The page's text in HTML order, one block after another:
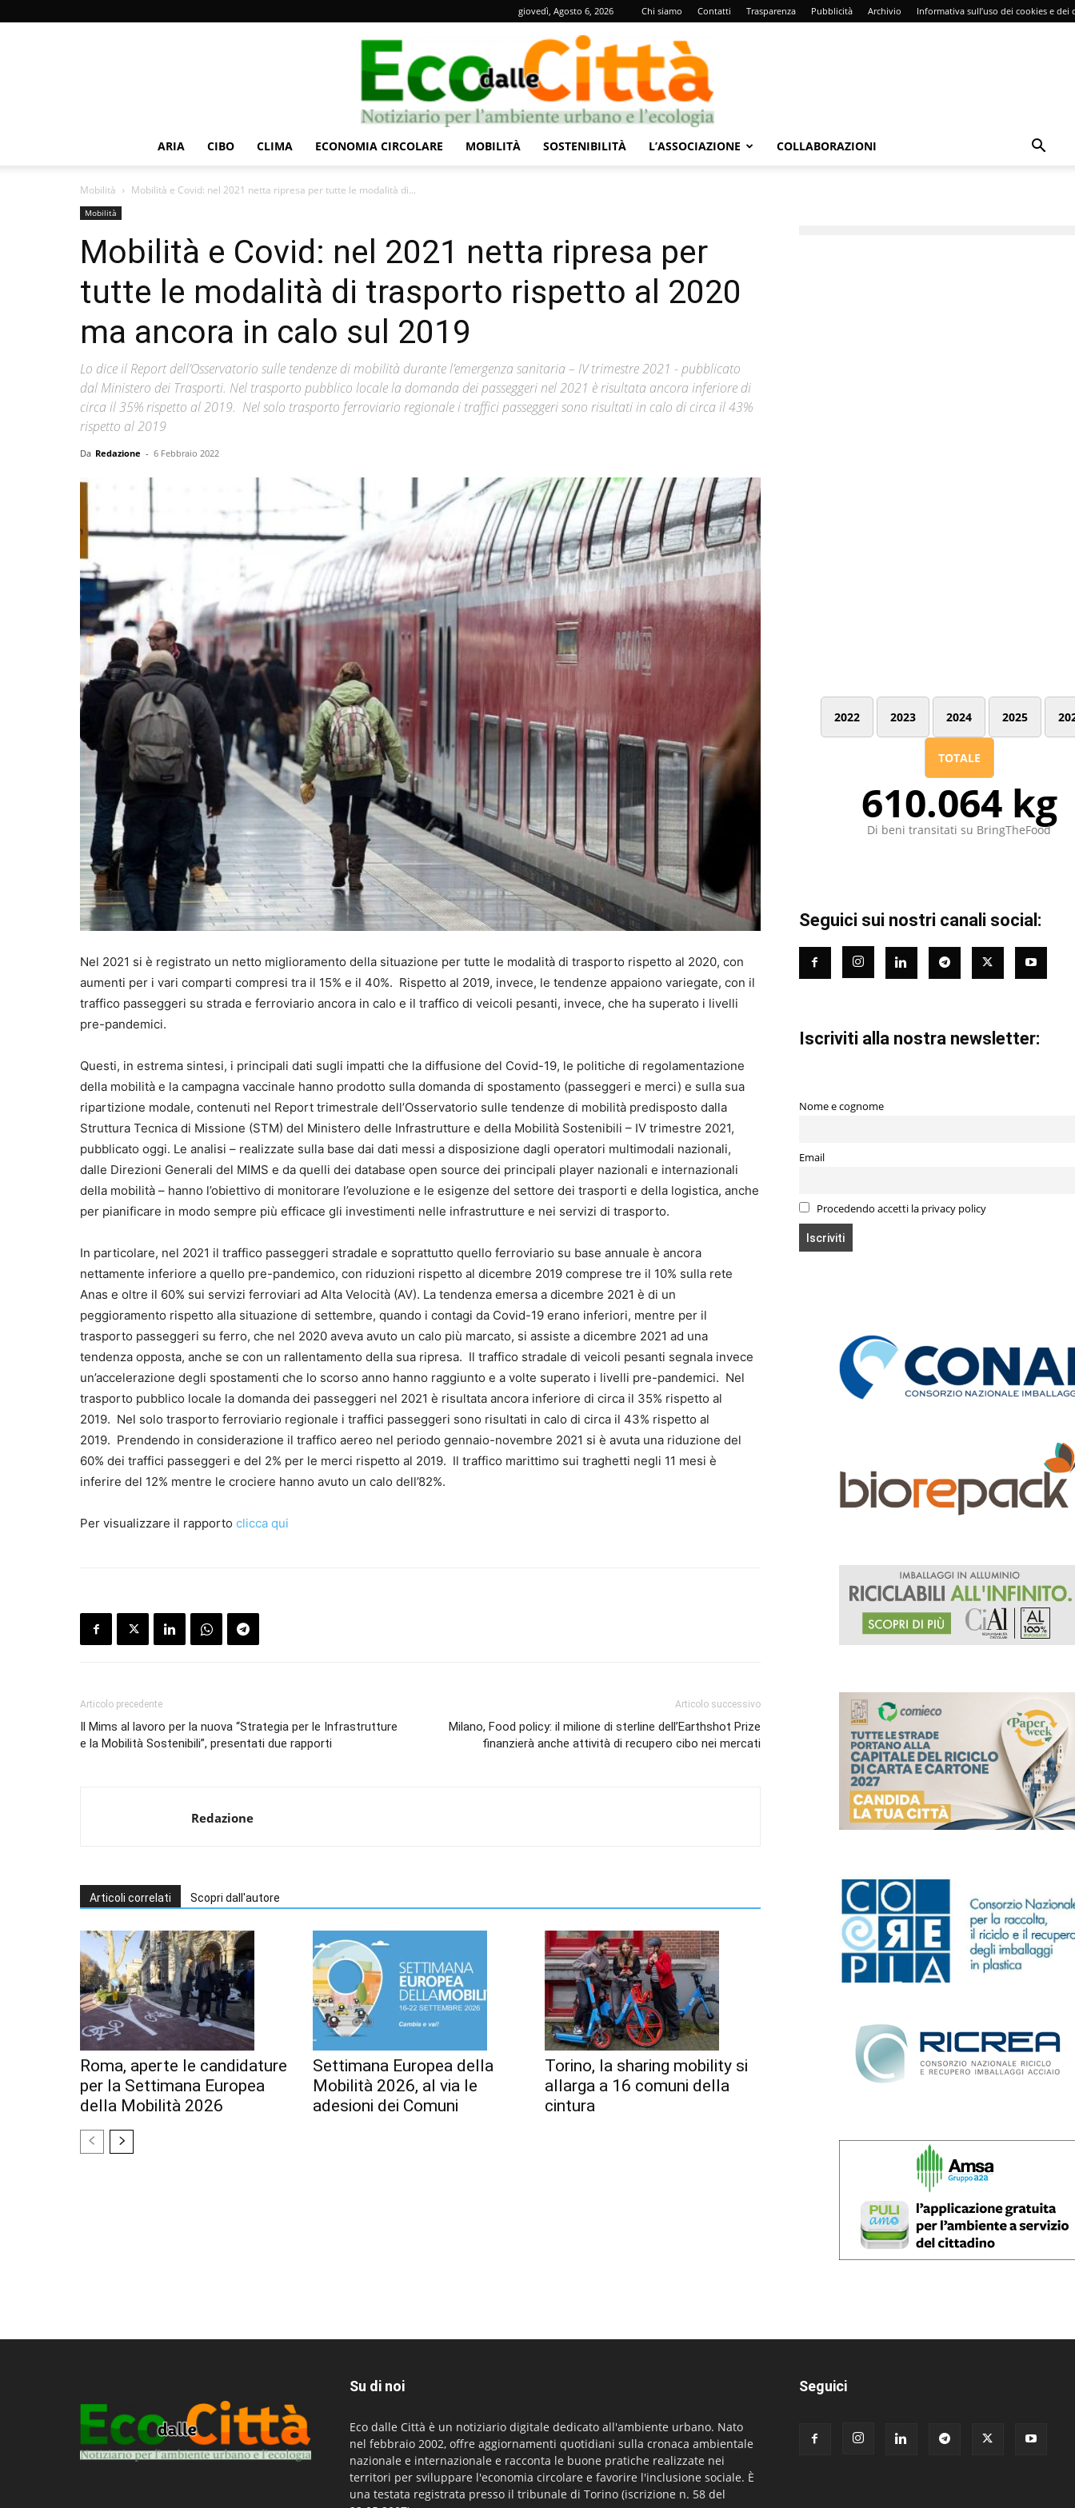
giovedì, Agosto 6, 2026 Chi siamo Contatti Trasparenza Pubblicità Archivio Informativa sull’uso dei cookies e dei
Città
ARIA CIBO CLIMA ECONOMIA CIRCOLARE MOBILITÀ SOSTENIBILITÀ L’ASSOCIAZIONE COLLABORAZIONI
Mobilità Mobilità e Covid: nel 2021 netta ripresa per tutte le modalità di...
Mobilità
Mobilità e Covid: nel 2021 netta ripresa per
tutte le modalità di trasporto rispetto al 2020
ma ancora in calo sul 2019
Lo dice il Report dell’Osservatorio sulle tendenze di mobilità durante l’emergenza sanitaria – IV trimestre 2021 - pubblicato
dal Ministero dei Trasporti. Nel trasporto pubblico locale la domanda dei passeggeri nel 2021 è risultata ancora inferiore di
circa il 35% rispetto al 2019. Nel solo trasporto ferroviario regionale i traffici passeggeri sono risultati in calo di circa il 43%
rispetto al 2019
Da Redazione - 6 Febbraio 2022
Nel 2021 si è registrato un netto miglioramento della situazione per tutte le modalità di trasporto rispetto al 2020, con
aumenti per i vari comparti compresi tra il 15% e il 40%. Rispetto al 2019, invece, le tendenze appaiono variegate, con il
traffico passeggeri su strada e ferroviario ancora in calo e il traffico di veicoli pesanti, invece, che ha superato i livelli
pre-pandemici.
Questi, in estrema sintesi, i principali dati sugli impatti che la diffusione del Covid-19, le politiche di regolamentazione
della mobilità e la campagna vaccinale hanno prodotto sulla domanda di spostamento (passeggeri e merci) e sulla sua
ripartizione modale, contenuti nel Report trimestrale dell’Osservatorio sulle tendenze di mobilità predisposto dalla
Struttura Tecnica di Missione (STM) del Ministero delle Infrastrutture e della Mobilità Sostenibili – IV trimestre 2021,
pubblicato oggi. Le analisi – realizzate sulla base dai dati messi a disposizione dagli operatori multimodali nazionali,
dalle Direzioni Generali del MIMS e da quelli dei database open source dei principali player nazionali e internazionali
della mobilità – hanno l’obiettivo di monitorare l’evoluzione e le esigenze del settore dei trasporti e della logistica, anche
per pianificare in modo sempre più efficace gli investimenti nelle infrastrutture e nei servizi di trasporto.
In particolare, nel 2021 il traffico passeggeri stradale e soprattutto quello ferroviario su base annuale è ancora
nettamente inferiore a quello pre-pandemico, con riduzioni rispetto al dicembre 2019 comprese tre il 10% sulla rete
Anas e oltre il 60% sui servizi ferroviari ad Alta Velocità (AV). La tendenza emersa a dicembre 2021 è di un
peggioramento rispetto alla situazione di settembre, quando i contagi da Covid-19 erano inferiori, mentre per il
trasporto passeggeri su ferro, che nel 2020 aveva avuto un calo più marcato, si assiste a dicembre 2021 ad una
tendenza opposta, anche se con un rallentamento della sua ripresa. Il traffico stradale di veicoli pesanti segnala invece
un’accelerazione degli spostamenti che lo scorso anno hanno raggiunto e a volte superato i livelli pre-pandemici. Nel
trasporto pubblico locale la domanda dei passeggeri nel 2021 è risultata ancora inferiore di circa il 35% rispetto al
2019. Nel solo trasporto ferroviario regionale i traffici passeggeri sono risultati in calo di circa il 43% rispetto al
2019. Prendendo in considerazione il traffico aereo nel periodo gennaio-novembre 2021 si è avuta una riduzione del
60% dei traffici passeggeri e del 2% per le merci rispetto al 2019. Il traffico marittimo sui traghetti negli 11 mesi è
inferire del 12% mentre le crociere hanno avuto un calo dell’82%.
Per visualizzare il rapporto clicca qui
Articolo precedente
Il Mims al lavoro per la nuova “Strategia per le Infrastrutture
e la Mobilità Sostenibili”, presentati due rapporti
Articolo successivo
Milano, Food policy: il milione di sterline dell’Earthshot Prize
finanzierà anche attività di recupero cibo nei mercati
Redazione
Articoli correlati Scopri dall'autore
Roma, aperte le candidature
per la Settimana Europea
della Mobilità 2026
Settimana Europea della
Mobilità 2026, al via le
adesioni dei Comuni
Torino, la sharing mobility si
allarga a 16 comuni della
cintura
2022 2023 2024 2025
TOTALE
610.064 kg
Di beni transitati su BringTheFood
Seguici sui nostri canali social:
Iscriviti alla nostra newsletter:
Nome e cognome
Email
Procedendo accetti la privacy policy
Su di noi
Eco dalle Città è un notiziario digitale dedicato all'ambiente urbano. Nato
nel febbraio 2002, offre aggiornamenti quotidiani sulla cronaca ambientale
nazionale e internazionale e racconta le buone pratiche realizzate nei
territori per sviluppare l'economia circolare e favorire l'inclusione sociale. È
una testata registrata presso il tribunale di Torino (iscrizione n. 58 del
Seguici